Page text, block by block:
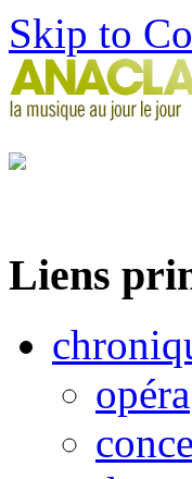
Skip to
Liens
opéra